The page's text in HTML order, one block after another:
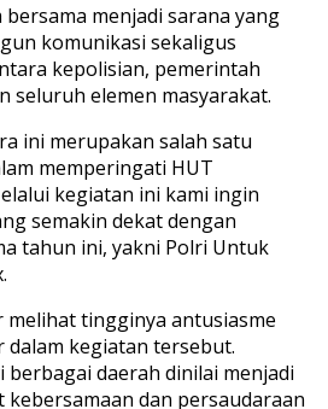
menjadi sarana yang
komunikasi sekaligus
kepolisian, pemerintah
seluruh elemen masyarakat.
ini merupakan salah satu
memperingati HUT
kegiatan ini kami ingin
semakin dekat dengan
tahun ini, yakni Polri Untuk
tingginya antusiasme
dalam kegiatan tersebut.
berbagai daerah dinilai menjadi
dan persaudaraan